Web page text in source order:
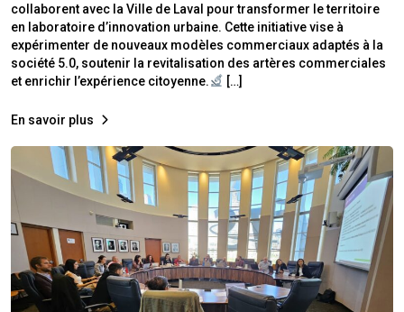
collaborent avec la Ville de Laval pour transformer le territoire
en laboratoire d’innovation urbaine. Cette initiative vise à
expérimenter de nouveaux modèles commerciaux adaptés à la
société 5.0, soutenir la revitalisation des artères commerciales
et enrichir l’expérience citoyenne.
[…]
En savoir plus